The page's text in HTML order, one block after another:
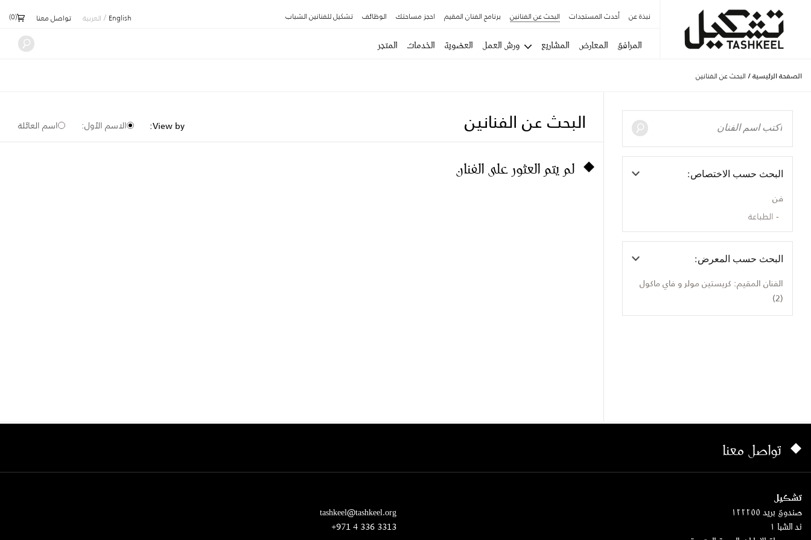
نبذة عن أحدث المستجدات البحث عن الفنانين برنامج الفنان المقيم احجز مساحتك الوظائف تشكيل للفنانين الشباب English
/ العربية تواصل معنا (
0
)
المرافق المعارض المشاريع ورش العمل العضوية الخدمات المتجر
الصفحة الرئيسية / البحث عن الفنانين
البحث حسب الاختصاص:
فن
الطباعة
البحث حسب المعرض:
الفنان المقيم: كريستين مولر و فاي ماكول
(2)
البحث عن الفنانين View by: الاسم الأول: اسم العائلة
لم يتم العثور على الفنان
تواصل معنا
تشكيل
صندوق بريد ١٢٢٢٥٥
ند الشبا ١
tashkeel@tashkeel.org
+971 4 336 3313